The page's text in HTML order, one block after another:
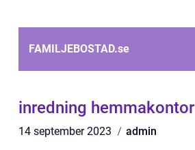
FAMILJEBOSTAD.se
inredning hemmakontor
14 september 2023 admin